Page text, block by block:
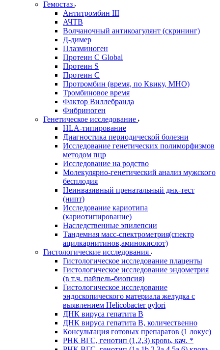
Гемостаз
Антитромбин III
АЧТВ
Волчаночный антикоагулянт (скрининг)
Д-димер
Плазминоген
Протеин C Global
Протеин S
Протеин С
Протромбин (время, по Квику, МНО)
Тромбиновое время
Фактор Виллебранда
Фибриноген
Генетическое исследование
HLA-типирование
Диагностика периодической болезни
Исследование генетических полиморфизмов
методом пцр
Исследование на родство
Молекулярно-генетический анализ мужского
бесплодия
Неинвазивный пренатальный днк-тест
(нипт)
Исследование кариотипа
(кариотипирование)
Наследственные эпилепсии
Тандемная масс-спектрометрия(спектр
ацилкарнитинов,аминокислот)
Гистологические исследования
Гистологическое исследование плаценты
Гистологическое исследование эндометрия
(в т.ч. пайпель-биопсия)
Гистологическое исследование
эндоскопического материала желудка с
выявлением Helicobacter pylori
ДНК вируса гепатита B
ДНК вируса гепатита B, количественно
Консультация готовых препаратов (1 локус)
РНК ВГC, генотип (1,2,3) кровь, кач. *